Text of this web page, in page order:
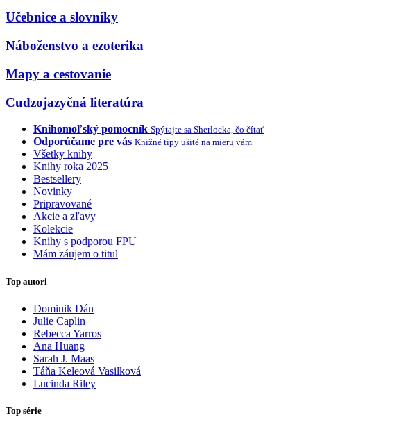
Učebnice a slovníky
Náboženstvo a ezoterika
Mapy a cestovanie
Cudzojazyčná literatúra
Knihomoľský pomocník Spýtajte sa Sherlocka, čo čítať
Odporúčame pre vás Knižné tipy ušité na mieru vám
Všetky knihy
Knihy roka 2025
Bestsellery
Novinky
Pripravované
Akcie a zľavy
Kolekcie
Knihy s podporou FPU
Mám záujem o titul
Top autori
Dominik Dán
Julie Caplin
Rebecca Yarros
Ana Huang
Sarah J. Maas
Táňa Keleová Vasilková
Lucinda Riley
Top série